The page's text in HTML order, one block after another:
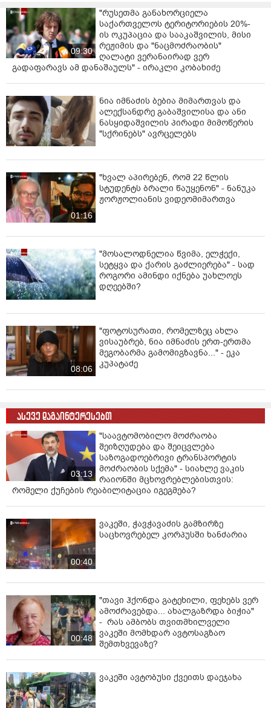
სანამ სროლას აგვიტეხენ?" -ნათქვამია "ლუი კოფის"
მიერ გავრცელებულ განცხადებაში.
09:30
"რუსეთმა განახორციელა
საქართველოს ტერიტორიების 20%-
ის ოკუპაცია და სააკაშვილის, მისი
რეჟიმის და "ნაცმოძრაობის"
ღალატი ვერანაირად ვერ
გადაფარავს ამ დანაშაულს" - ირაკლი კობახიძე
ნია იმნაძის ბებია მიმართვას და
ალექსანდრე გაბაშვილისა და ანი
ნასყიდაშვილის პირადი მიმოწერის
"სქრინებს" ავრცელებს
01:16
"ხვალ აპირებენ, რომ 22 წლის
სტუდენტს ბრალი წაუყენონ" - ნანუკა
ჟორჟოლიანის ვიდეომიმართვა
"მოსალოდნელია წვიმა, ელჭექი,
სეტყვა და ქარის გაძლიერება" - სად
როგორი ამინდი იქნება უახლოეს
დღეებში?
08:06
"ფოტოსურათი, რომელზეც ახლა
ვისაუბრებ, ნია იმნაძის ერთ-ერთმა
მეგობარმა გამომიგზავნა..." - ეკა
კუპატაძე
ასევე დაგაინტერესებთ
03:13
"საავტომობილო მოძრაობა
შეიზღუდება და შეიცვლება
საზოგადოებრივი ტრანსპორტის
მოძრაობის სქემა" - სიახლე ვაკის
რაიონში მცხოვრებლებისთვის:
რომელი ქუჩების რეაბილიტაცია იგეგმება?
00:40
ვაკეში, ჭავჭავაძის გამზირზე
საცხოვრებელ კორპუსში ხანძარია
00:48
"თავი ჰქონდა გატეხილი, ფეხებს ვერ
ამოძრავებდა... ახალგაზრდა ბიჭია"
- რას ამბობს თვითმხილველი
ვაკეში მომხდარ ავტოსაგზაო
შემთხვევაზე?
ვაკეში ავტობუსი ქვეითს დაეჯახა